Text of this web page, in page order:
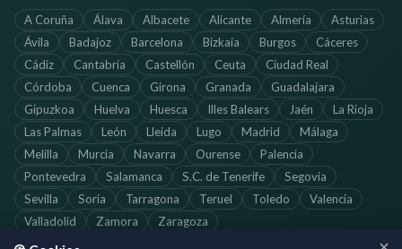
A Coruña Álava Albacete Alicante Almería
Asturias
Ávila
Badajoz Barcelona Bizkaia Burgos
Cáceres
Cádiz
Cantabria Castellón Ceuta
Ciudad Real
Córdoba
Cuenca Girona Granada
Guadalajara
Gipuzkoa
Huelva Huesca Illes Balears Jaén
La Rioja
Las Palmas
León Lleida Lugo Madrid
Málaga
Melilla
Murcia Navarra Ourense
Palencia
Pontevedra
Salamanca S.C. de Tenerife
Segovia
Sevilla
Soria Tarragona Teruel Toledo
Valencia
Valladolid
Zamora Zaragoza